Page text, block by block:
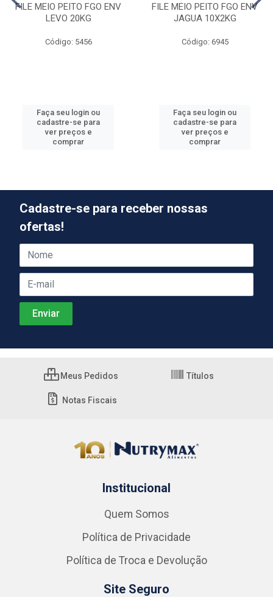
FILE MEIO PEITO FGO ENV
LEVO 20KG
Código: 5456
Faça seu login ou
cadastre-se para
ver preços e
comprar
FILE MEIO PEITO FGO ENV
JAGUA 10X2KG
Código: 6945
Faça seu login ou
cadastre-se para
ver preços e
comprar
Cadastre-se para receber nossas
ofertas!
Meus Pedidos Títulos
Notas Fiscais
Institucional
Quem Somos
Política de Privacidade
Política de Troca e Devolução
Site Seguro